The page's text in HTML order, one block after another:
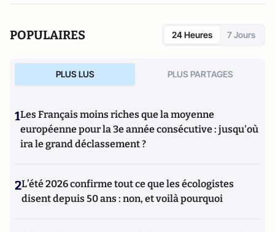
POPULAIRES 24 Heures 7 Jours
PLUS LUS PLUS PARTAGES
1Les Français moins riches que la moyenne
européenne pour la 3e année consécutive : jusqu'où
ira le grand déclassement ?
2L’été 2026 confirme tout ce que les écologistes
disent depuis 50 ans : non, et voilà pourquoi